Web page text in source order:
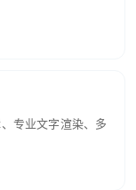
专业文字渲染、多